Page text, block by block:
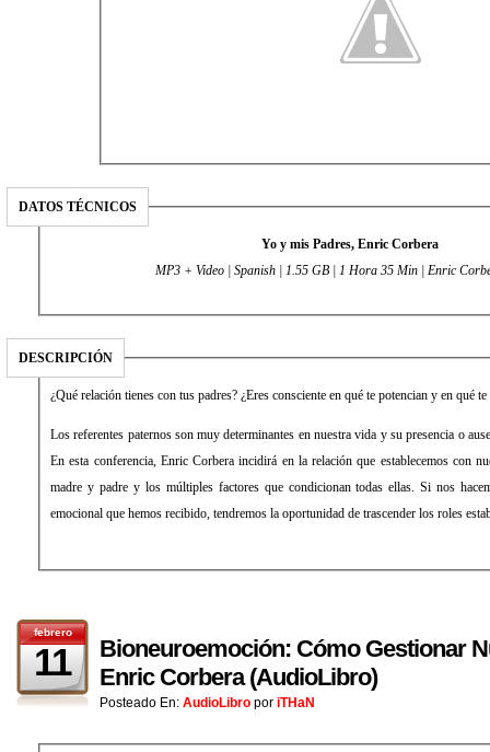
DATOS TÉCNICOS
Yo y mis Padres, Enric Corbera
MP3 + Video | Spanish | 1.55 GB | 1 Hora 35 Min | Enric
DESCRIPCIÓN
¿Qué relación tienes con tus padres? ¿Eres consciente en qué te potencian y en qué
Los referentes paternos son muy determinantes en nuestra vida y su presencia o
En esta conferencia, Enric Corbera incidirá en la relación que establecemos con
madre y padre y los múltiples factores que condicionan todas ellas. Si nos
emocional que hemos recibido, tendremos la oportunidad de trascender los roles
febrero
11
Bioneuroemoción: Cómo Gestionar
Enric Corbera (AudioLibro)
Posteado En: AudioLibro por iTHaN